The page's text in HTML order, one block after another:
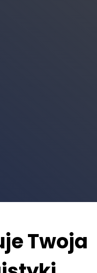
Twoja